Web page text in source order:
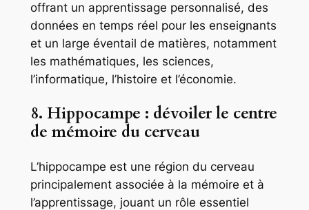
offrant un apprentissage personnalisé, des
données en temps réel pour les enseignants
et un large éventail de matières, notamment
les mathématiques, les sciences,
l’informatique, l’histoire et l’économie.
8. Hippocampe : dévoiler le centre
de mémoire du cerveau
L’hippocampe est une région du cerveau
principalement associée à la mémoire et à
l’apprentissage, jouant un rôle essentiel